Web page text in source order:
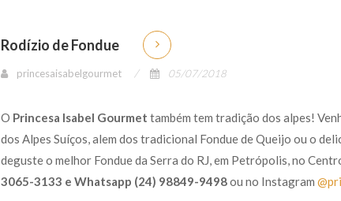
Rodízio de Fondue
princesaisabelgourmet 05/07/2018
O Princesa Isabel Gourmet também tem tradição dos alpes!
dos Alpes Suíços, alem dos tradicional Fondue de Queijo ou o
deguste o melhor Fondue da Serra do RJ, em Petrópolis, no
3065-3133 e Whatsapp (24) 98849-9498ou no Instagram